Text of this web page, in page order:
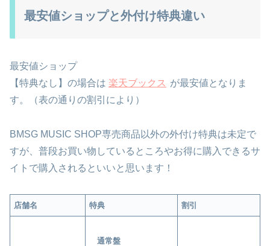
最安値ショップと外付け特典違い
最安値ショップ
【特典なし】の場合は 楽天ブックス が最安値となりま
す。（表の通りの割引により）
BMSG MUSIC SHOP専売商品以外の外付け特典は未定で
すが、普段お買い物しているところやお得に購入できるサ
イトで購入されるといいと思います！
店舗名 特典 割引
通常盤